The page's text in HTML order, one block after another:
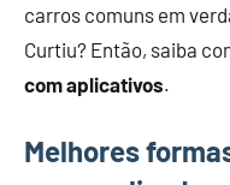
carros comuns em
Curtiu? Então, saiba
com aplicativos.
Melhores